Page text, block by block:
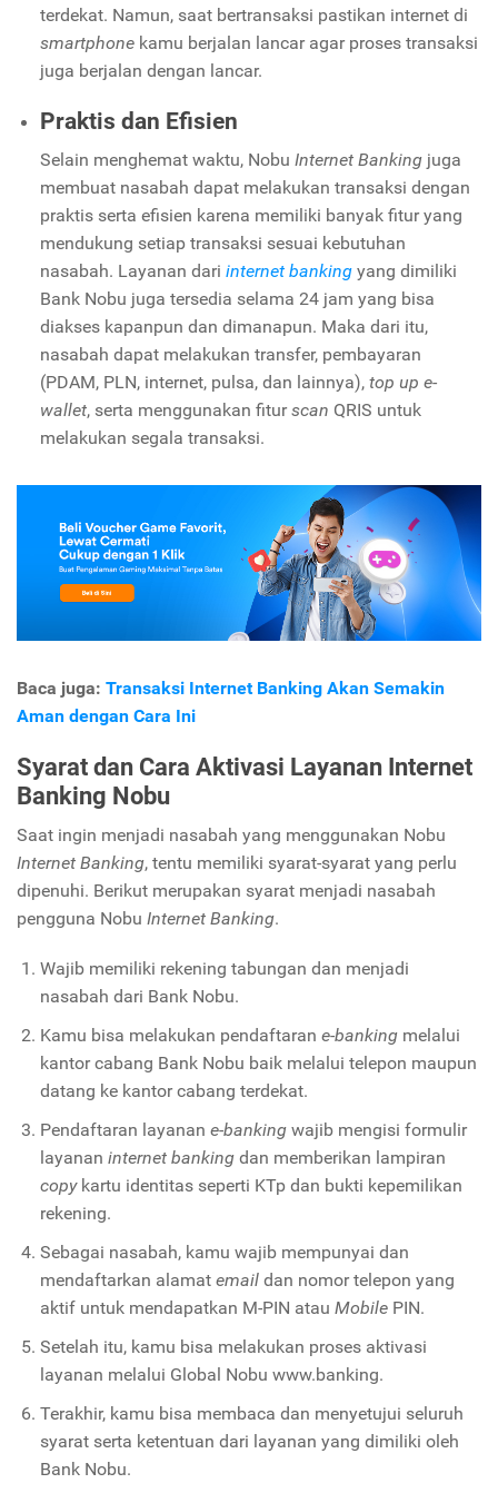
terdekat. Namun, saat bertransaksi pastikan internet di
smartphonekamu berjalan lancar agar proses transaksi
juga berjalan dengan lancar.
Praktis dan Efisien
Selain menghemat waktu, Nobu Internet Bankingjuga
membuat nasabah dapat melakukan transaksi dengan
praktis serta efisien karena memiliki banyak fitur yang
mendukung setiap transaksi sesuai kebutuhan
nasabah. Layanan dari internet bankingyang dimiliki
Bank Nobu juga tersedia selama 24 jam yang bisa
diakses kapanpun dan dimanapun. Maka dari itu,
nasabah dapat melakukan transfer, pembayaran
(PDAM, PLN, internet, pulsa, dan lainnya), top up e-
wallet, serta menggunakan fiturscan QRIS untuk
melakukan segala transaksi.
Baca juga: Transaksi Internet Banking Akan Semakin
Aman dengan Cara Ini
Syarat dan Cara Aktivasi Layanan Internet
Banking Nobu
Saat ingin menjadi nasabah yang menggunakan Nobu
Internet Banking, tentu memiliki syarat-syarat yang perlu
dipenuhi. Berikut merupakan syarat menjadi nasabah
pengguna Nobu Internet Banking.
Wajib memiliki rekening tabungan dan menjadi
nasabah dari Bank Nobu.
Kamu bisa melakukan pendaftaran e-bankingmelalui
kantor cabang Bank Nobu baik melalui telepon maupun
datang ke kantor cabang terdekat.
Pendaftaran layanan e-bankingwajib mengisi formulir
layanan internet bankingdan memberikan lampiran
copykartu identitas seperti KTp dan bukti kepemilikan
rekening.
Sebagai nasabah, kamu wajib mempunyai dan
mendaftarkan alamat emaildan nomor telepon yang
aktif untuk mendapatkan M-PIN atau MobilePIN.
Setelah itu, kamu bisa melakukan proses aktivasi
layanan melalui Global Nobu www.banking.
Terakhir, kamu bisa membaca dan menyetujui seluruh
syarat serta ketentuan dari layanan yang dimiliki oleh
Bank Nobu.